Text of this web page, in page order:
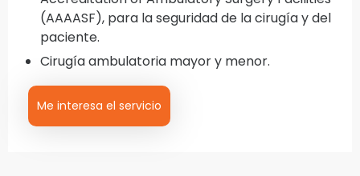
(AAAASF), para la seguridad de la cirugía y del
paciente.
Cirugía ambulatoria mayor y menor.
Me interesa el servicio